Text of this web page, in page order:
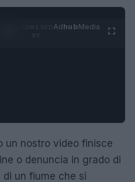
AdhubMedia
un nostro video finisce
o denuncia in grado di
di un fiume che si